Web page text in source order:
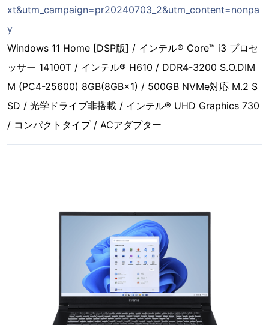
xt&utm_campaign=pr20240703_2&utm_content=nonpa
y
Windows 11 Home [DSP版] / インテル® Core™ i3 プロセ
ッサー 14100T / インテル® H610 / DDR4-3200 S.O.DIM
M (PC4-25600) 8GB(8GB×1) / 500GB NVMe対応 M.2 S
SD / 光学ドライブ非搭載 / インテル® UHD Graphics 730
/ コンパクトタイプ / ACアダプター